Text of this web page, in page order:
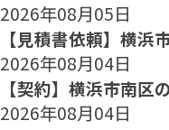
2026年08月05日
【見積書依頼】横浜
2026年08月04日
【契約】横浜市南区
2026年08月04日